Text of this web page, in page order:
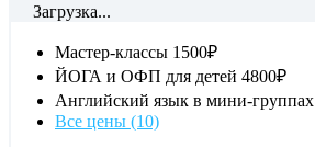
Загрузка...
Мастер-классы 1500₽
ЙОГА и ОФП для детей 4800₽
Английский язык в мини-группах
Все цены (10)